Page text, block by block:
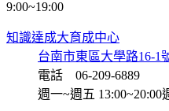
9:00~19:00
知識達成大育成中心
台南市東區大學路16-1
電話 06-209-6889
週一~週五 13:00~20:00